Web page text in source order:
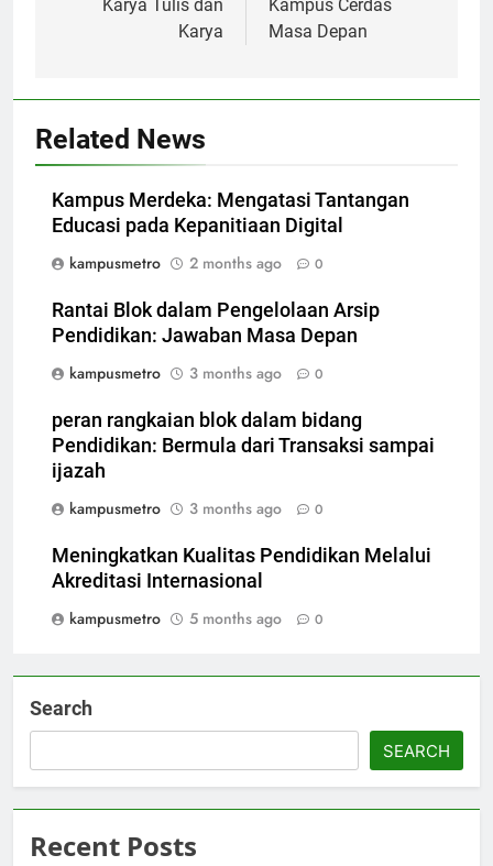
Karya Tulis dan
Karya
Kampus Cerdas
Masa Depan
Related News
Kampus Merdeka: Mengatasi Tantangan
Educasi pada Kepanitiaan Digital
kampusmetro
2 months ago 0
Rantai Blok dalam Pengelolaan Arsip
Pendidikan: Jawaban Masa Depan
kampusmetro
3 months ago 0
peran rangkaian blok dalam bidang
Pendidikan: Bermula dari Transaksi sampai
ijazah
kampusmetro
3 months ago 0
Meningkatkan Kualitas Pendidikan Melalui
Akreditasi Internasional
kampusmetro
5 months ago 0
Search
SEARCH
Recent Posts